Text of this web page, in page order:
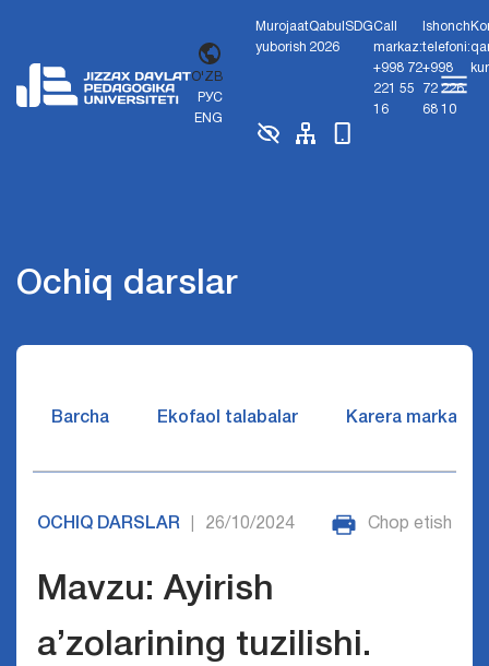
O'ZB
РУС
ENG
Murojaat
yuborish
Qabul
2026
SDGCall
markaz:
+998 72
221 55
16
Ishonch
telefoni:
+998
72 226
68 10
Ochiq darslar
Barcha Ekofaol talabalar Karera markazi
OCHIQ DARSLAR 26/10/2024 Chop etish
Mavzu: Ayirish
a’zolarining tuzilishi.